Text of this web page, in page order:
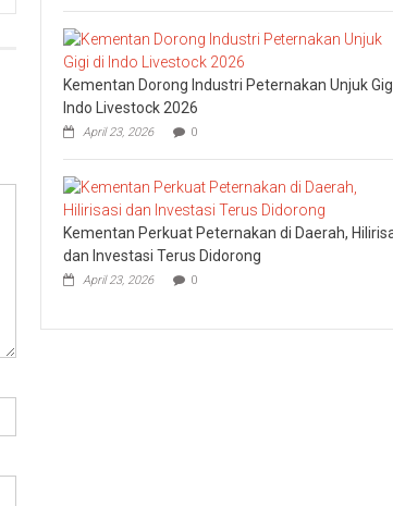
Kementan Dorong Industri Peternakan Unjuk
Indo Livestock 2026
April 23, 2026 0
Kementan Perkuat Peternakan di Daerah,
dan Investasi Terus Didorong
April 23, 2026 0